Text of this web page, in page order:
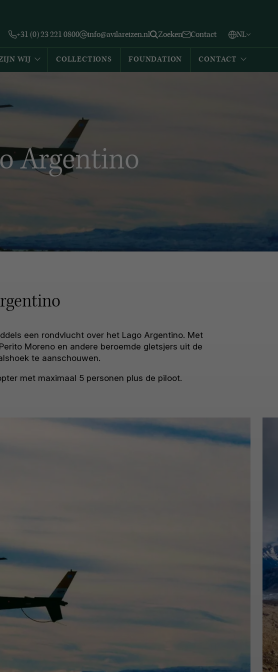
+31 (0) 23 221 0800 info@avilareizen.nl Zoeken Contact NL
Español
WIJ COLLECTIONS FOUNDATION CONTACT
Argentino
een rondvlucht over het Lago Argentino. Met
Moreno en andere beroemde gletsjers uit de
te aanschouwen.
met maximaal 5 personen plus de piloot.